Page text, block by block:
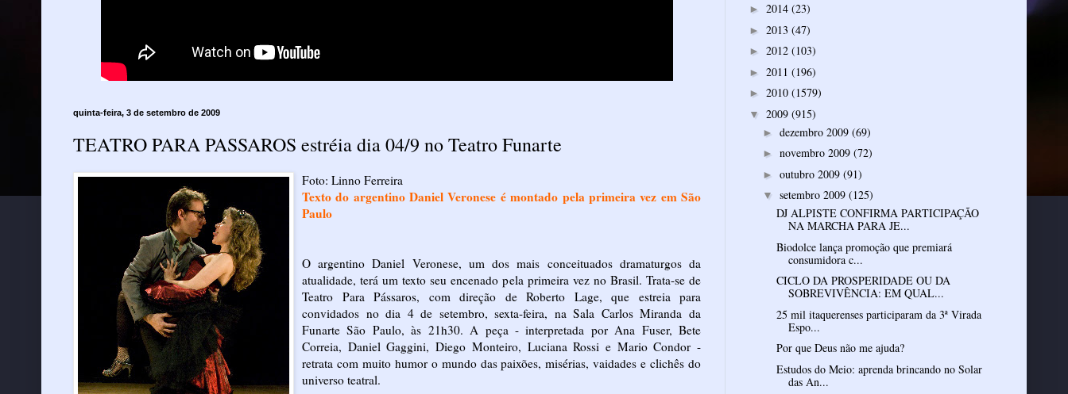
quinta-feira, 3 de setembro de 2009
TEATRO PARA PASSAROS estréia dia 04/9 no Teatro Funarte
Foto: Linno Ferreira
Texto do argentino Daniel Veronese é montado pela primeira vez em São
Paulo
O argentino Daniel Veronese, um dos mais conceituados dramaturgos da
atualidade, terá um texto seu encenado pela primeira vez no Brasil. Trata-se de
Teatro Para Pássaros, com direção de Roberto Lage, que estreia para
convidados no dia 4 de setembro, sexta-feira, na Sala Carlos Miranda da
Funarte São Paulo, às 21h30. A peça - interpretada por Ana Fuser, Bete
Correia, Daniel Gaggini, Diego Monteiro, Luciana Rossi e Mario Condor -
retrata com muito humor o mundo das paixões, misérias, vaidades e clichês do
universo teatral.
► 2014 (23)
► 2013 (47)
► 2012 (103)
► 2011 (196)
► 2010 (1579)
▼ 2009 (915)
► dezembro 2009 (69)
► novembro 2009 (72)
► outubro 2009 (91)
▼ setembro 2009 (125)
DJ ALPISTE CONFIRMA PARTICIPAÇÃO
NA MARCHA PARA JE...
Biodolce lança promoção que premiará
consumidora c...
CICLO DA PROSPERIDADE OU DA
SOBREVIVÊNCIA: EM QUAL...
25 mil itaquerenses participaram da 3ª Virada
Espo...
Por que Deus não me ajuda?
Estudos do Meio: aprenda brincando no Solar
das An...